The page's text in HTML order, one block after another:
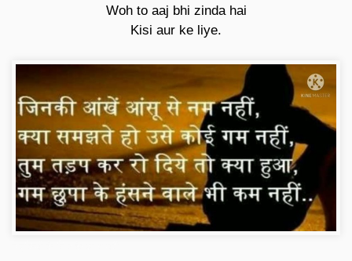
Woh to aaj bhi zinda hai
Kisi aur ke liye.